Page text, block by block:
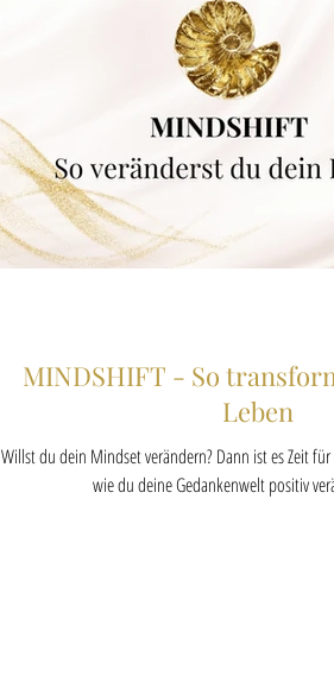
MINDSHIFT - So
Leben
Willst du dein Mindset verändern? Dann ist es Zeit für
wie du deine Gedankenwelt positiv